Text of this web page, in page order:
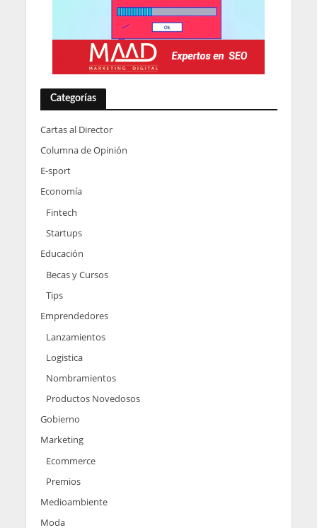
Categorías
Cartas al Director
Columna de Opinión
E-sport
Economía
Fintech
Startups
Educación
Becas y Cursos
Tips
Emprendedores
Lanzamientos
Logistica
Nombramientos
Productos Novedosos
Gobierno
Marketing
Ecommerce
Premios
Medioambiente
Moda